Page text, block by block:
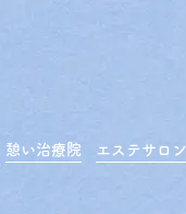
憩い治療院 エステサロン